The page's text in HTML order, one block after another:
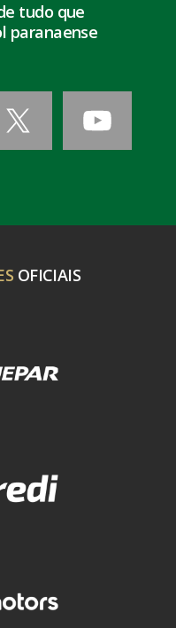
tudo que
paranaense
OFICIAIS